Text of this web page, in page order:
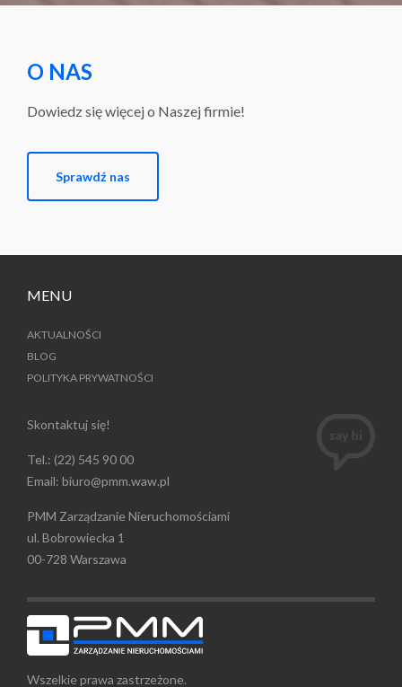
O NAS
Dowiedz się więcej o Naszej firmie!
Sprawdź nas
MENU
AKTUALNOŚCI
BLOG
POLITYKA PRYWATNOŚCI
Skontaktuj się!
Tel.: (22) 545 90 00
Email: biuro@pmm.waw.pl
PMM Zarządzanie Nieruchomościami
ul. Bobrowiecka 1
00-728 Warszawa
Wszelkie prawa zastrzeżone.